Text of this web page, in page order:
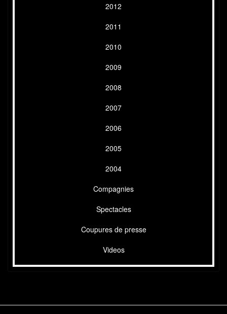
2012
2011
2010
2009
2008
2007
2006
2005
2004
Compagnies
Spectacles
Coupures de presse
Videos